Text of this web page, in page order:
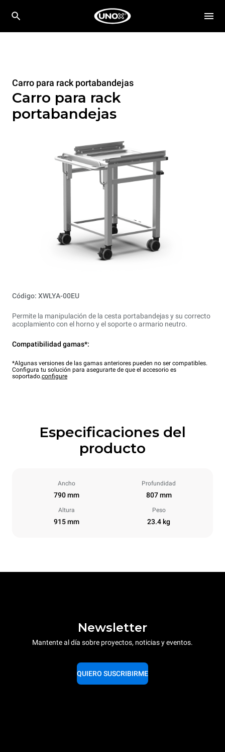
Carro para rack portabandejas
Carro para rack
portabandejas
Código: XWLYA-00EU
Permite la manipulación de la cesta portabandejas y su correcto
acoplamiento con el horno y el soporte o armario neutro.
Compatibilidad gamas*:
*Algunas versiones de las gamas anteriores pueden no ser compatibles.
Configura tu solución para asegurarte de que el accesorio es
soportado.configure
Especificaciones del
producto
Ancho
790 mm
Profundidad
807 mm
Altura
915 mm
Peso
23.4 kg
Newsletter
Mantente al día sobre proyectos, noticias y eventos.
QUIERO SUSCRIBIRME